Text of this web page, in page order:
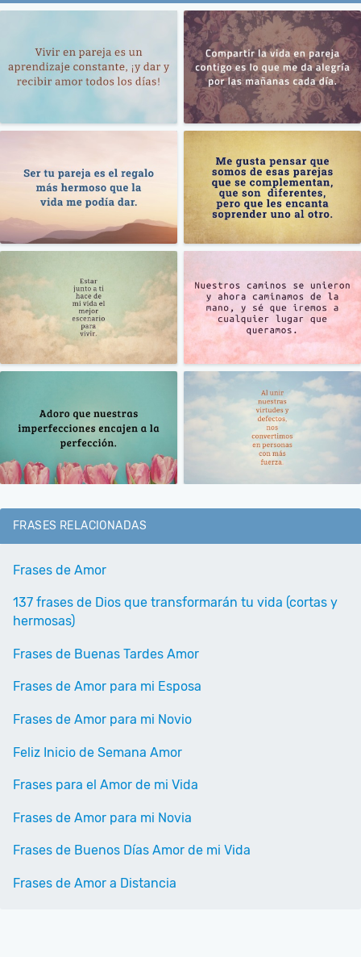
FRASES RELACIONADAS
Frases de Amor
137 frases de Dios que transformarán tu vida (cortas y
hermosas)
Frases de Buenas Tardes Amor
Frases de Amor para mi Esposa
Frases de Amor para mi Novio
Feliz Inicio de Semana Amor
Frases para el Amor de mi Vida
Frases de Amor para mi Novia
Frases de Buenos Días Amor de mi Vida
Frases de Amor a Distancia